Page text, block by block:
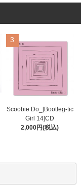
3
Scoobie Do_[Bootleg-tic
Girl 14]CD
2,000円(税込)